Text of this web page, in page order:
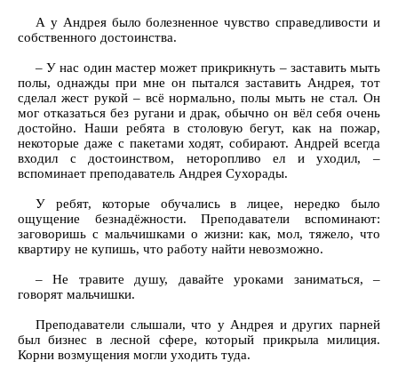
А у Андрея было болезненное чувство справедливости и
собственного достоинства.
– У нас один мастер может прикрикнуть – заставить мыть
полы, однажды при мне он пытался заставить Андрея, тот
сделал жест рукой – всё нормально, полы мыть не стал. Он
мог отказаться без ругани и драк, обычно он вёл себя очень
достойно. Наши ребята в столовую бегут, как на пожар,
некоторые даже с пакетами ходят, собирают. Андрей всегда
входил с достоинством, неторопливо ел и уходил, –
вспоминает преподаватель Андрея Сухорады.
У ребят, которые обучались в лицее, нередко было
ощущение безнадёжности. Преподаватели вспоминают:
заговоришь с мальчишками о жизни: как, мол, тяжело, что
квартиру не купишь, что работу найти невозможно.
– Не травите душу, давайте уроками заниматься, –
говорят мальчишки.
Преподаватели слышали, что у Андрея и других парней
был бизнес в лесной сфере, который прикрыла милиция.
Корни возмущения могли уходить туда.